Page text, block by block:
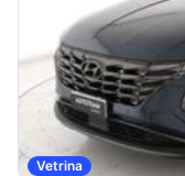
Vetrina